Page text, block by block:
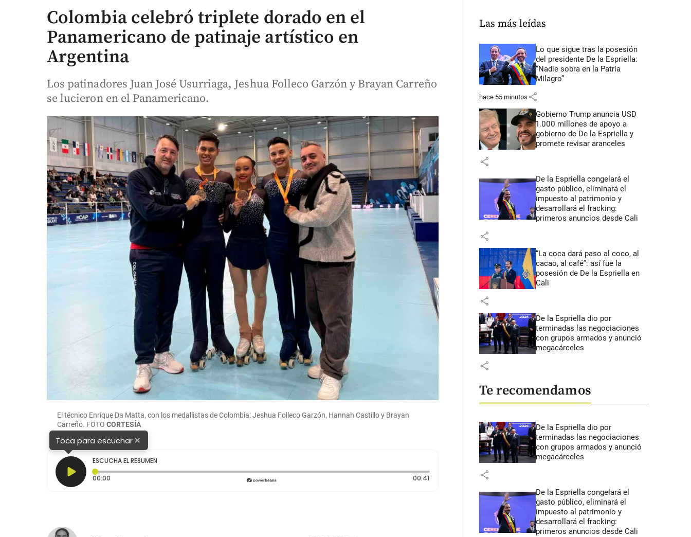
Colombia celebró triplete dorado en el
Panamericano de patinaje artístico en
Argentina
Los patinadores Juan José Usurriaga, Jeshua Folleco Garzón y Brayan Carreño
se lucieron en el Panamericano.
El técnico Enrique Da Matta, con los medallistas de Colombia: Jeshua Folleco Garzón, Hannah Castillo y Brayan
Carreño. FOTOCORTESÍA
Toca para escuchar×
ESCUCHA EL RESUMEN
00:00
00:41Duración: 41 segundos
Las más leídas
Lo que sigue tras la posesión
del presidente De la Espriella:
“Nadie sobra en la Patria
Milagro”
hace 55 minutos share
Gobierno Trump anuncia USD
1.000 millones de apoyo a
gobierno de De la Espriella y
promete revisar aranceles
share
De la Espriella congelará el
gasto público, eliminará el
impuesto al patrimonio y
desarrollará el fracking:
primeros anuncios desde Cali
share
“La coca dará paso al coco, al
cacao, al café”: así fue la
posesión de De la Espriella en
Cali
share
De la Espriella dio por
terminadas las negociaciones
con grupos armados y anunció
megacárceles
share
Te recomendamos
De la Espriella dio por
terminadas las negociaciones
con grupos armados y anunció
megacárceles
share
De la Espriella congelará el
gasto público, eliminará el
impuesto al patrimonio y
desarrollará el fracking:
primeros anuncios desde Cali